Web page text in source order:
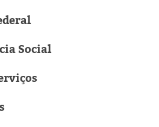
Social